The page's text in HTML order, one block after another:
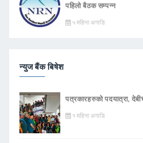
पहिलो बैठक सम्पन्न
५ महिना अगाडि
न्युज बैंक बिषेश
पत्रकारहरुको पदयात्रा,
१ महिना अगाडि